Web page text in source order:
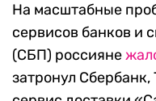
На масштабные
сервисов банков и
(СБП) россияне
затронул